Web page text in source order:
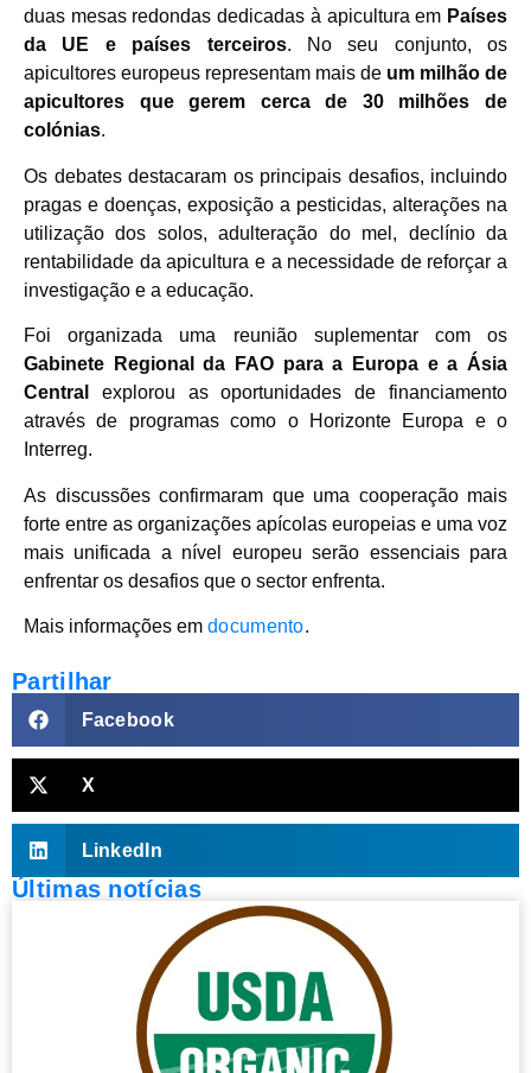
duas mesas redondas dedicadas à apicultura em Países
da UE e países terceiros. No seu conjunto, os
apicultores europeus representam mais de um milhão de
apicultores que gerem cerca de 30 milhões de
colónias.
Os debates destacaram os principais desafios, incluindo
pragas e doenças, exposição a pesticidas, alterações na
utilização dos solos, adulteração do mel, declínio da
rentabilidade da apicultura e a necessidade de reforçar a
investigação e a educação.
Foi organizada uma reunião suplementar com os
Gabinete Regional da FAO para a Europa e a Ásia
Central
explorou as oportunidades de financiamento
através de programas como o Horizonte Europa e o
Interreg.
As discussões confirmaram que uma cooperação mais
forte entre as organizações apícolas europeias e uma voz
mais unificada a nível europeu serão essenciais para
enfrentar os desafios que o sector enfrenta.
Mais informações em documento.
Partilhar
Facebook
X
LinkedIn
Últimas notícias